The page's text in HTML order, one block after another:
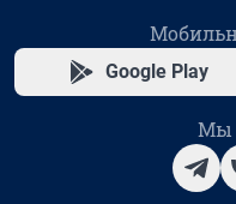
Google Play
Мы